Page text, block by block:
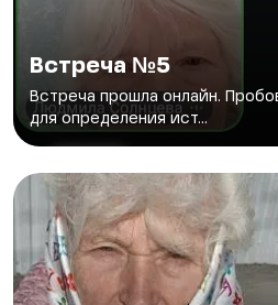
Встреча №5
Встреча прошла онлайн.
для определения ист...